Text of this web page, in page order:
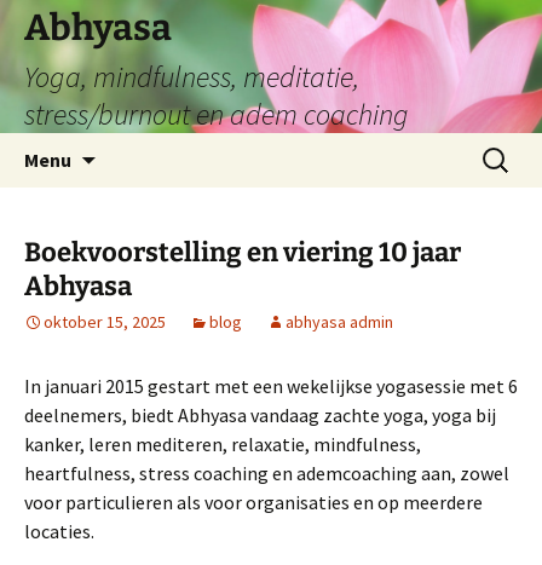
Abhyasa
Yoga, mindfulness, meditatie,
stress/burnout en adem coaching
Menu
Zoeken
naar:
Boekvoorstelling en viering 10 jaar
Abhyasa
oktober 15, 2025 blog abhyasa admin
In januari 2015 gestart met een wekelijkse yogasessie met 6
deelnemers, biedt Abhyasa vandaag zachte yoga, yoga bij
kanker, leren mediteren, relaxatie, mindfulness,
heartfulness, stress coaching en ademcoaching aan, zowel
voor particulieren als voor organisaties en op meerdere
locaties.